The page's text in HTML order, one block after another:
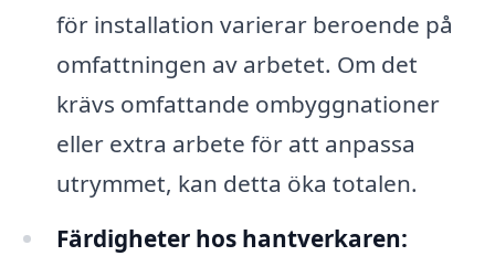
för installation varierar beroende på
omfattningen av arbetet. Om det
krävs omfattande ombyggnationer
eller extra arbete för att anpassa
utrymmet, kan detta öka totalen.
Färdigheter hos hantverkaren: